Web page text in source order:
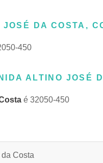
DA COSTA,
450
ALTINO JOSÉ
é 32050-450
Costa